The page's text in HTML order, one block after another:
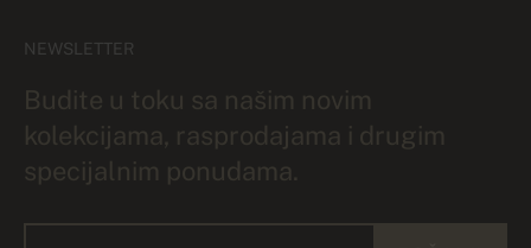
NEWSLETTER
Budite u toku sa našim novim
kolekcijama, rasprodajama i drugim
specijalnim ponudama.